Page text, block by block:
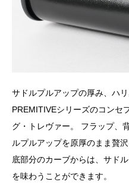
サドルプルアップの厚み、ハリ
PREMITIVEシリーズのコンセ
グ・トレヴァー。 フラップ、
ルプルアップを原厚のまま贅
底部分のカーブからは、サド
を味わうことができます。